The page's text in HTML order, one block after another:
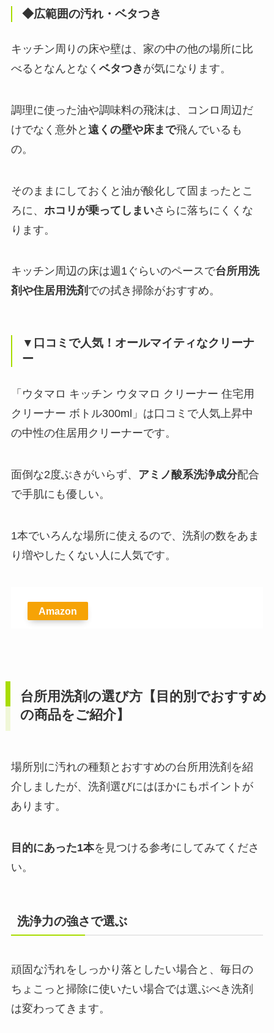
◆広範囲の汚れ・ベタつき
キッチン周りの床や壁は、家の中の他の場所に比
べるとなんとなく ベタつき が気になります。
調理に使った油や調味料の飛沫は、コンロ周辺だ
けでなく意外と 遠くの壁や床まで飛んでいるも
の。
そのままにしておくと油が酸化して固まったとこ
ろに、 ホコリが乗ってしまいさらに落ちにくくな
ります。
キッチン周辺の床は週1ぐらいのペースで台所用洗
剤や住居用洗剤 での拭き掃除がおすすめ。
▼口コミで人気！オールマイティなクリーナ
ー
「ウタマロ キッチン ウタマロ クリーナー 住宅用
クリーナー ボトル300ml」は口コミで人気上昇中
の中性の住居用クリーナーです。
面倒な2度ぶきがいらず、 アミノ酸系洗浄成分配合
で手肌にも優しい。
1本でいろんな場所に使えるので、洗剤の数をあま
り増やしたくない人に人気です。
Amazon
台所用洗剤の選び方【目的別でおすすめ
の商品をご紹介】
場所別に汚れの種類とおすすめの台所用洗剤を紹
介しましたが、洗剤選びにはほかにもポイントが
あります。
目的にあった1本を見つける参考にしてみてくださ
い。
洗浄力の強さで選ぶ
頑固な汚れをしっかり落としたい場合と、毎日の
ちょこっと掃除に使いたい場合では選ぶべき洗剤
は変わってきます。